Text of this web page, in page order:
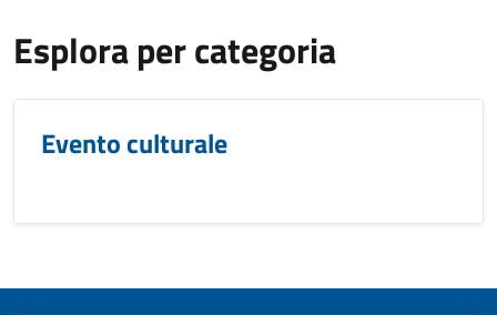
Esplora per categoria
Evento culturale